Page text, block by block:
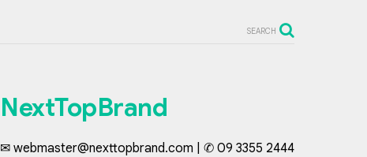
SEARCH
NextTopBrand
✉ webmaster@nexttopbrand.com | ✆ 09 3355 2444